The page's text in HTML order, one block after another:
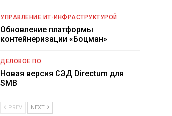
УПРАВЛЕНИЕ ИТ-ИНФРАСТРУКТУРОЙ
Обновление платформы
контейнеризации «Боцман»
ДЕЛОВОЕ ПО
Новая версия СЭД Directum для
SMB
PREV NEXT